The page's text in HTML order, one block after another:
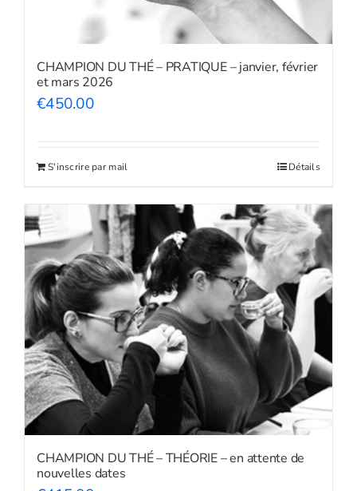
CHAMPION DU THÉ – PRATIQUE – janvier, février
et mars 2026
€450.00
S'inscrire par mail Détails
CHAMPION DU THÉ – THÉORIE – en attente de
nouvelles dates